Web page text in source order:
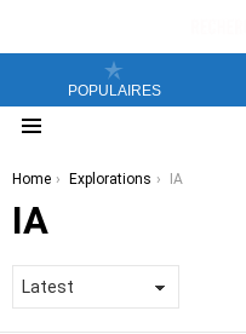
POPULAIRES
You are here:
Home Explorations IA
IA